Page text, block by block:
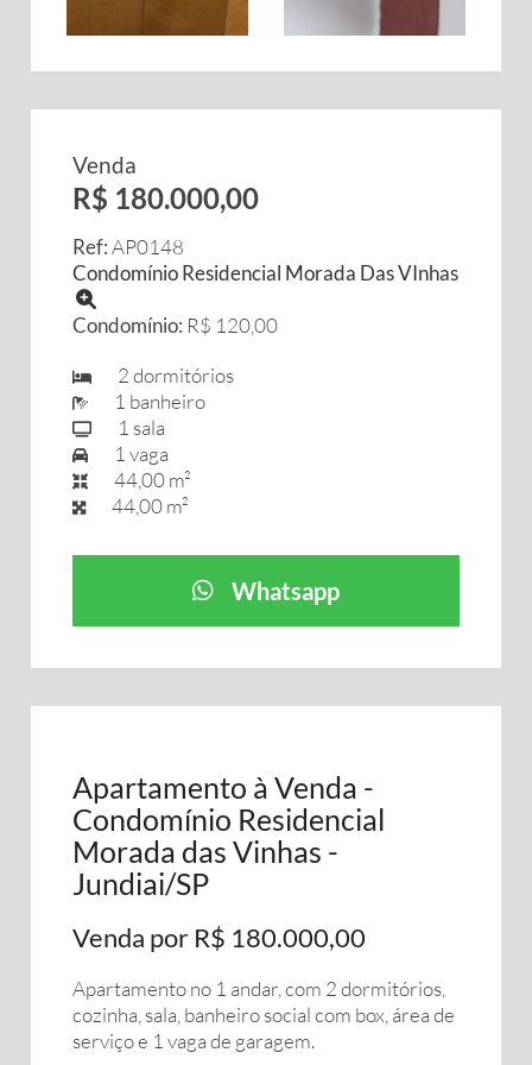
Venda
R$ 180.000,00
Ref:AP0148
Condomínio Residencial Morada Das VInhas
Condomínio: R$ 120,00
2 dormitórios
1 banheiro
1 sala
1 vaga
44,00 m²
44,00 m²
Whatsapp
Apartamento à Venda -
Condomínio Residencial
Morada das Vinhas -
Jundiai/SP
Venda por R$ 180.000,00
Apartamento no 1 andar, com 2 dormitórios,
cozinha, sala, banheiro social com box, área de
serviço e 1 vaga de garagem.